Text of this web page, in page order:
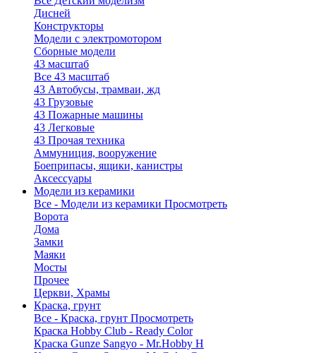
Дисней
Конструкторы
Модели с электромотором
Сборные модели
43 масштаб
Все 43 масштаб
43 Автобусы, трамваи, жд
43 Грузовые
43 Пожарные машины
43 Легковые
43 Прочая техника
Аммуниция, вооружение
Боеприпасы, ящики, канистры
Аксессуары
Модели из керамики
Все - Модели из керамики Просмотреть
Ворота
Дома
Замки
Маяки
Мосты
Прочее
Церкви, Храмы
Краска, грунт
Все - Краска, грунт Просмотреть
Краска Hobby Club - Ready Color
Краска Gunze Sangyo - Mr.Hobby H